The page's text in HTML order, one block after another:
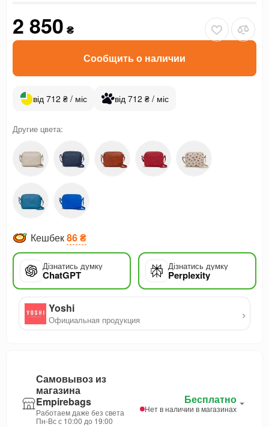
2 850 ₴
Сообщить о наличии
від 712 ₴ / міс від 712 ₴ / міс
Другие цвета:
Кешбек86 ₴
Дізнатись думку
ChatGPT
Дізнатись думку
Perplexity
Yoshi
Официальная продукция ›
Самовывоз из
магазина
Empirebags
Работаем даже без света
Пн-Вс с 10:00 до 19:00
Бесплатно
Нет в наличии в магазинах